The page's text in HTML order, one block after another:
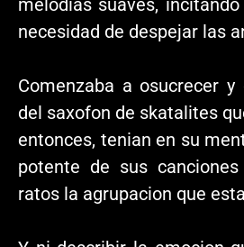
melodias suaves,
necesidad de despejar las
Comenzaba a osucrecer
del saxofon de skatalites
entonces, tenian en su
potente de sus
ratos la agrupacion que